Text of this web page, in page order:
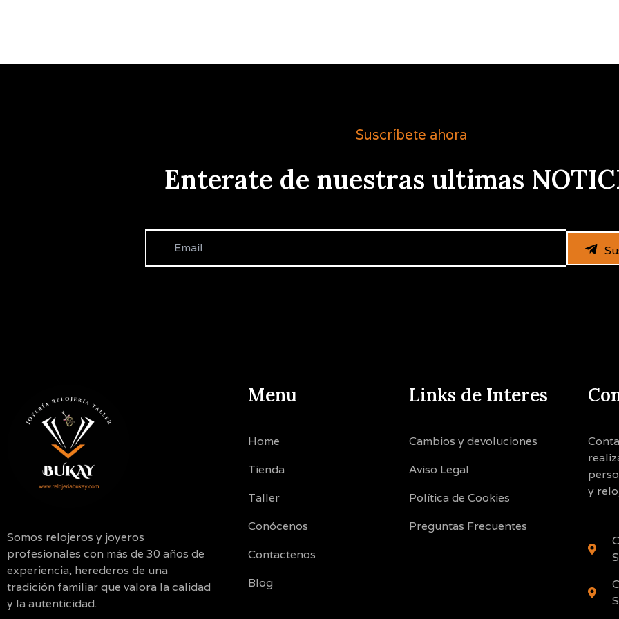
Suscríbete ahora
Enterate de nuestras ultimas
Somos relojeros y joyeros
profesionales con más de 30 años de
experiencia, herederos de una
tradición familiar que valora la calidad
y la autenticidad.
Menu
Home
Tienda
Taller
Conócenos
Contactenos
Blog
Links de Interes
Cambios y devoluciones
Aviso Legal
Política de Cookies
Preguntas Frecuentes
y